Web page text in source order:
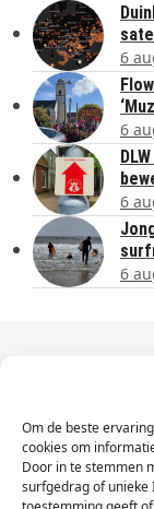
Om de beste
cookies om
Door in te stemmen
surfgedrag of unieke
6
6
6
6
Dagelijks
Vul
hier
je